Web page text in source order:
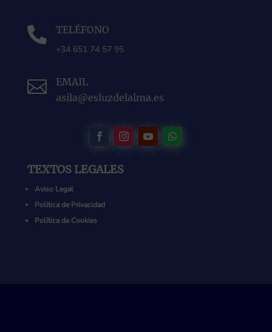
 TELÉFONO
+34 651 74 57 95

EMAIL
asila@esluzdelalma.es
TEXTOS LEGALES
Aviso Legal
Política de Privacidad
Política de Cookies